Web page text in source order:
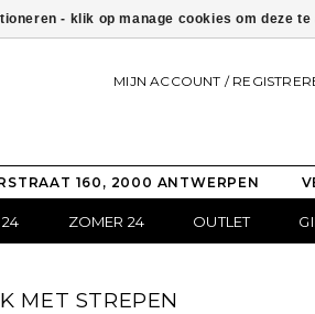
MIJN ACCOUNT /
160, 2000 ANTWERPEN
ZOMER 24 OUTLET
MET STREPEN
- klik op manage cookies om deze